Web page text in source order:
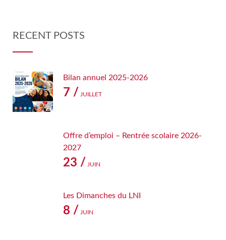
RECENT POSTS
Bilan annuel 2025-2026
7 / JUILLET
Offre d’emploi – Rentrée scolaire 2026-
2027
23 / JUIN
Les Dimanches du LNI
8 / JUIN